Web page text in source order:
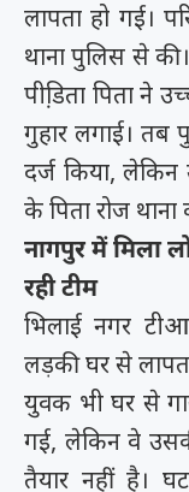
लापता हो गई।
थाना पुलिस से
पीडि़ता पिता ने
गुहार लगाई।
दर्ज किया,
के पिता रोज
नागपुर में मिला
रही टीम
भिलाई नगर
लड़की घर से
युवक भी घर से
गई, लेकिन वे
तैयार नहीं है।